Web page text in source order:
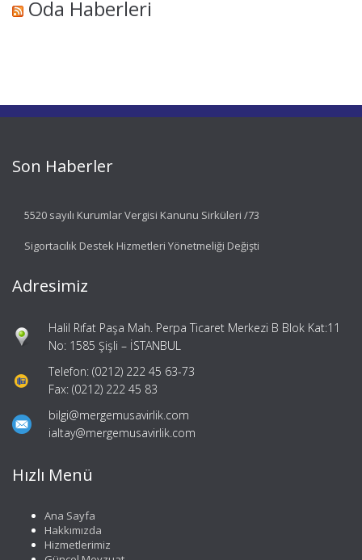
Oda Haberleri
Son Haberler
5520 sayılı Kurumlar Vergisi Kanunu Sirküleri /73
Sigortacılık Destek Hizmetleri Yönetmeliği Değişti
Adresimiz
Halil Rıfat Paşa Mah. Perpa Ticaret Merkezi B Blok Kat:11
No: 1585 Şişli – İSTANBUL
Telefon: (0212) 222 45 63-73
Fax: (0212) 222 45 83
bilgi@mergemusavirlik.com
ialtay@mergemusavirlik.com
Hızlı Menü
Ana Sayfa
Hakkımızda
Hizmetlerimiz